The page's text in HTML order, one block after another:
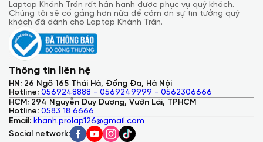
Laptop Khánh Trần rất hân hạnh được phục vụ quý khách.
Chúng tôi sẽ cố gắng hơn nữa để cảm ơn sự tin tưởng quý
khách đã dành cho Laptop Khánh Trần.
Thông tin liên hệ
HN: 26 Ngõ 165 Thái Hà, Đống Đa, Hà Nội
Hotline: 0569248888 - 0569249999 - 0562306666
HCM: 294 Nguyễn Duy Dương, Vườn Lài, TPHCM
Hotline: 0583 18 6666
Email: khanh.prolap126@gmail.com
Social network: